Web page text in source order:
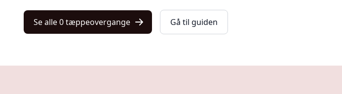
Se alle 0 tæppeovergange Gå til guiden